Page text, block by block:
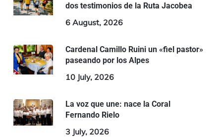
dos testimonios de la Ruta Jacobea
6 August, 2026
Cardenal Camillo Ruini un «fiel pastor»
paseando por los Alpes
10 July, 2026
La voz que une: nace la Coral
Fernando Rielo
3 July, 2026